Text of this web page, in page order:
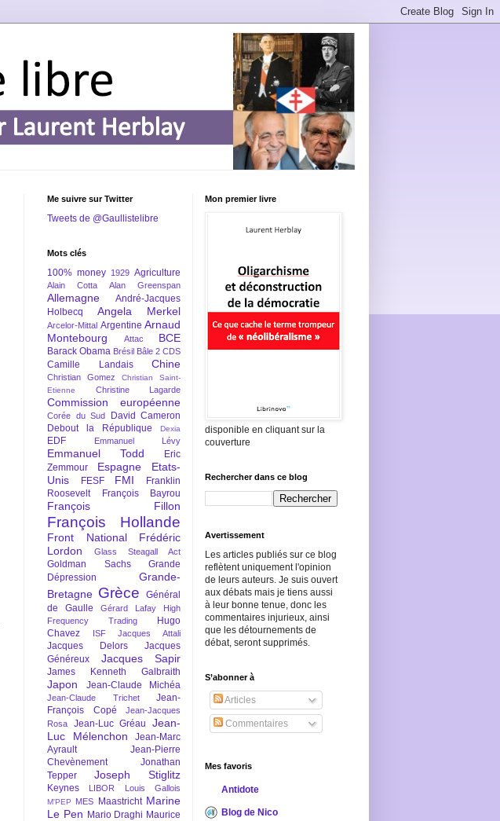
Me suivre sur Twitter
Tweets de @Gaullistelibre
Mots clés
100% money 1929 Agriculture
Alain Cotta Alan Greenspan
Allemagne
André-Jacques
Holbecq
Angela Merkel
Arcelor-Mittal Argentine Arnaud
Montebourg
Attac BCE
Barack Obama Brésil Bâle 2 CDS
Camille Landais Chine
Christian Gomez
Christian Saint-
Etienne
Christine Lagarde
Commission européenne
Corée du Sud
David Cameron
Debout la République
Dexia
EDF Emmanuel Lévy
Emmanuel Todd
Eric
Zemmour
Espagne
Etats-
Unis
FESF FMI
Franklin
Roosevelt
François Bayrou
François Fillon
François Hollande
Front National
Frédéric
Lordon
Glass Steagall Act
Goldman Sachs
Grande
Dépression
Grande-
Bretagne Grèce
Général
de Gaulle
Gérard Lafay
High
Frequency Trading
Hugo
Chavez
ISF Jacques Attali
Jacques Delors
Jacques
Généreux
Jacques Sapir
James Kenneth Galbraith
Japon Jean-Claude Michéa
Jean-Claude Trichet
Jean-
François Copé
Jean-Jacques
Rosa
Jean-Luc Gréau
Jean-
Luc Mélenchon
Jean-Marc
Ayrault
Jean-Pierre
Chevènement
Jonathan
Tepper
Joseph Stiglitz
Keynes LIBOR Louis Gallois
M'PEP MES Maastricht Marine
Le Pen Mario Draghi Maurice
Mon premier livre
disponible en cliquant sur la
couverture
Rechercher dans ce blog
Avertissement
Les articles publiés sur ce blog
reflètent uniquement l'opinion
de leurs auteurs. Je suis ouvert
aux débats mais je tiens aussi
à leur bonne tenue, donc les
commentaires injurieux, ainsi
que les détournements de
débat, seront supprimés.
S’abonner à
Articles
Commentaires
Mes favoris
Antidote
Blog de Nico